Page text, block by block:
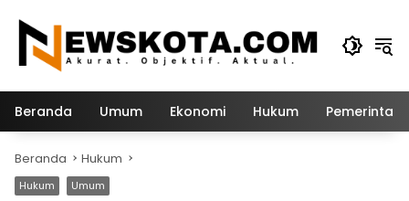
konten
Beranda Umum Ekonomi Hukum
Beranda Hukum
Hukum Umum